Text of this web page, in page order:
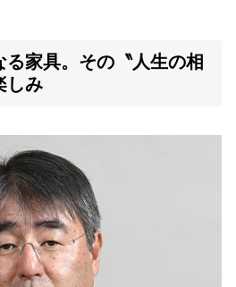
家具。その〝人生の相
しみ